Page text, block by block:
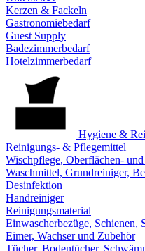
Kerzen & Fackeln
Gastronomiebedarf
Guest Supply
Badezimmerbedarf
Hotelzimmerbedarf
Hygiene &
Reinigungs- & Pflegemittel
Wischpflege, Oberflächen-
Waschmittel, Grundreiniger,
Desinfektion
Handreiniger
Reinigungsmaterial
Einwascherbezüge, Schienen,
Eimer, Wachser und Zubehör